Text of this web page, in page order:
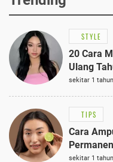
STYLE
20 Cara
Ulang
Anggun
sekitar 1
TIPS
Cara
sekitar 1